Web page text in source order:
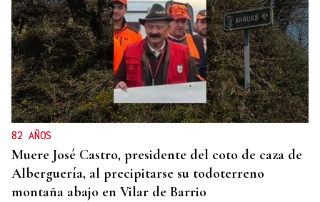
82 AÑOS
Muere José Castro, presidente del coto de caza de
Alberguería, al precipitarse su todoterreno
montaña abajo en Vilar de Barrio